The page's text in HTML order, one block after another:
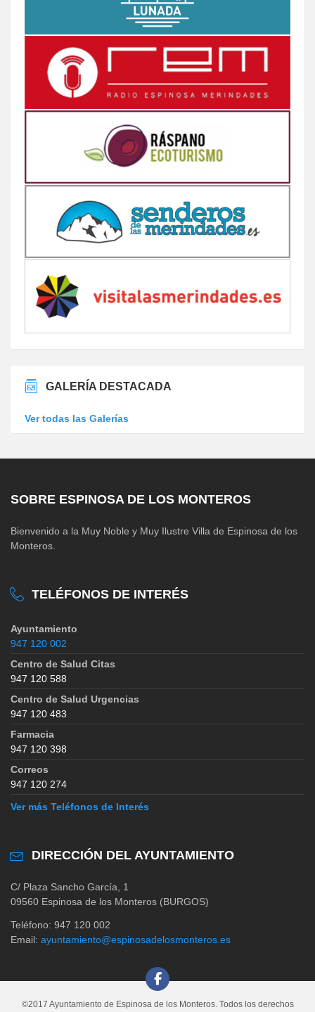
GALERÍA DESTACADA
Ver todas las Galerías
SOBRE ESPINOSA DE LOS MONTEROS
Bienvenido a la Muy Noble y Muy Ilustre Villa de Espinosa de los
Monteros.
TELÉFONOS DE INTERÉS
Ayuntamiento
947 120 002
Centro de Salud Citas
947 120 588
Centro de Salud Urgencias
947 120 483
Farmacia
947 120 398
Correos
947 120 274
Ver más Teléfonos de Interés
DIRECCIÓN DEL AYUNTAMIENTO
C/ Plaza Sancho García, 1
09560 Espinosa de los Monteros (BURGOS)
Teléfono: 947 120 002
Email: ayuntamiento@espinosadelosmonteros.es
©2017 Ayuntamiento de Espinosa de los Monteros. Todos los derechos